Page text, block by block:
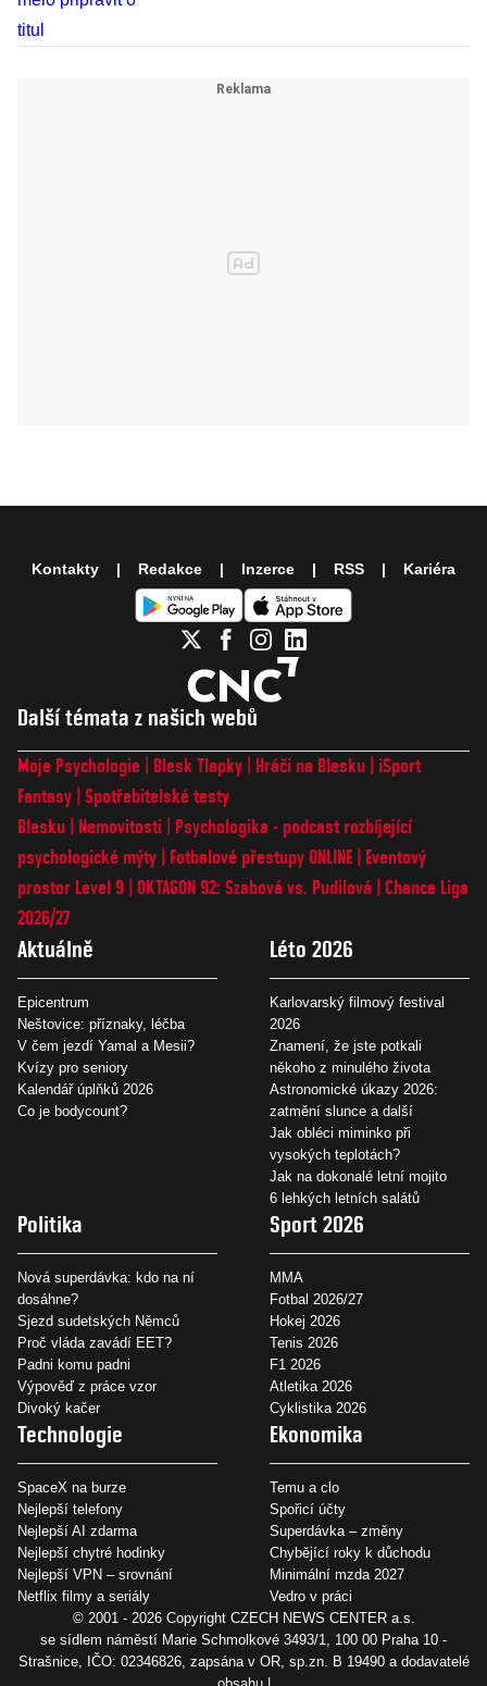
Další témata z našich webů
Moje Psychologie Blesk Tlapky Hráči na Blesku
iSport
Fantasy Spotřebitelské testy
Blesku
Nemovitosti
Psychologika - podcast rozbíjející
psychologické mýty
Fotbalové přestupy ONLINE
Eventový
prostor Level 9 OKTAGON 92: Szabová vs. Pudilová
Chance Liga
2026/27
Aktuálně
Epicentrum
Neštovice: příznaky, léčba
V čem jezdí Yamal a Mesii?
Kvízy pro seniory
Kalendář úplňků 2026
Co je bodycount?
Léto 2026
Karlovarský filmový festival
2026
Znamení, že jste potkali
někoho z minulého života
Astronomické úkazy 2026:
zatmění slunce a další
Jak obléci miminko při
vysokých teplotách?
Jak na dokonalé letní mojito
6 lehkých letních salátů
Politika
Nová superdávka: kdo na ní
dosáhne?
Sjezd sudetských Němců
Proč vláda zavádí EET?
Padni komu padni
Výpověď z práce vzor
Divoký kačer
Sport 2026
MMA
Fotbal 2026/27
Hokej 2026
Tenis 2026
F1 2026
Atletika 2026
Cyklistika 2026
Technologie
SpaceX na burze
Nejlepší telefony
Nejlepší AI zdarma
Nejlepší chytré hodinky
Nejlepší VPN – srovnání
Netflix filmy a seriály
Ekonomika
Temu a clo
Spořicí účty
Superdávka – změny
Chybějící roky k důchodu
Minimální mzda 2027
Vedro v práci
Kontakty Redakce Inzerce RSS Kariéra
© 2001 - 2026 Copyright CZECH NEWS CENTER a.s.
se sídlem náměstí Marie Schmolkové 3493/1, 100 00 Praha 10 -
Strašnice, IČO: 02346826, zapsána v OR, sp.zn. B 19490 a dodavatelé